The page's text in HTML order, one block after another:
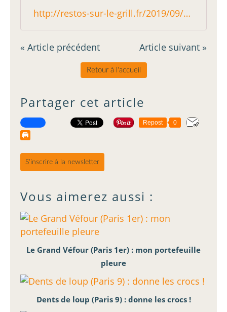
http://restos-sur-le-grill.fr/2019/09/shinjuku-pigalle-paris-9-bistrot-nippon-reglo.html
« Article précédent Article suivant »
Retour à l'accueil
Partager cet article
Repost 0
S'inscrire à la newsletter
Vous aimerez aussi :
Le Grand Véfour (Paris 1er) : mon portefeuille
pleure
Dents de loup (Paris 9) : donne les crocs !